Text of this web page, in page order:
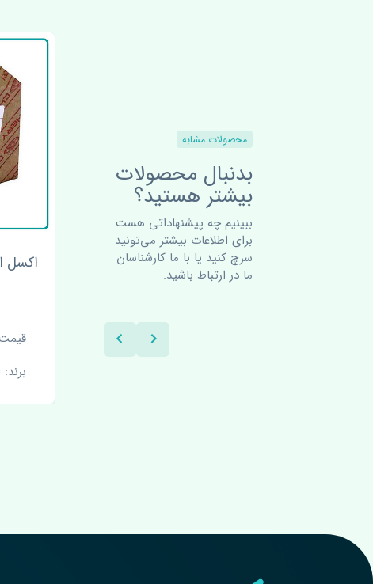
محصولات مشابه
بدنبال محصولات
بیشتر هستید؟
ببینیم چه پیشنهاداتی هست
برای اطلاعات بیشتر می‌تونید
سرچ کنید یا با ما کارشناسان
ما در ارتباط باشید.
بوش طبق بزرگ ام وی ام 550
اصلی
اکسل ام
قیمت: 1